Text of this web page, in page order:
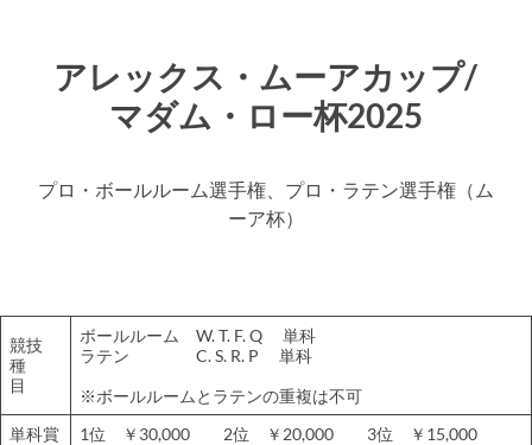
アレックス・ムーアカップ/
マダム・ロー杯2025
プロ・ボールルーム選手権、プロ・ラテン選手権（ム
ーア杯）
競技
種
目
ボールルーム W. T. F. Q 単科
ラテン C. S. R. P 単科
※ボールルームとラテンの重複は不可
単科賞
1位 ￥30,000 2位 ￥20,000 3位 ￥15,000